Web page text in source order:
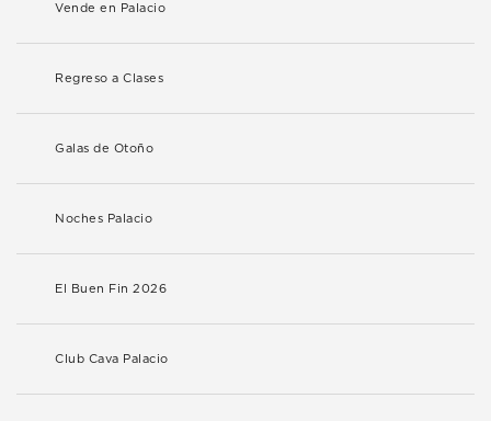
Vende en Palacio
Regreso a Clases
Galas de Otoño
Noches Palacio
El Buen Fin 2026
Club Cava Palacio